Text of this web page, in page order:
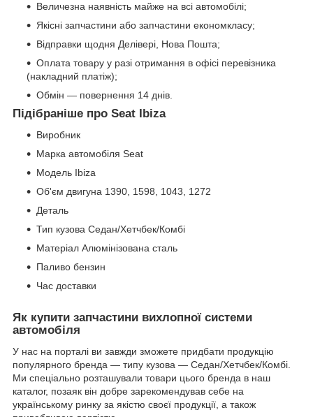
Величезна наявність майже на всі автомобілі;
Якісні запчастини або запчастини економкласу;
Відправки щодня Делівері, Нова Пошта;
Оплата товару у разі отримання в офісі перевізника
(накладний платіж);
Обмін — повернення 14 днів.
Підібраніше про Seat Ibiza
Виробник
Марка автомобіля Seat
Модель Ibiza
Об'єм двигуна 1390, 1598, 1043, 1272
Деталь
Тип кузова Седан/Хетчбек/Комбі
Матеріал Алюмінізована сталь
Паливо бензин
Час доставки
Як купити запчастини вихлопної системи
автомобіля
У нас на порталі ви завжди зможете придбати продукцію
популярного бренда — типу кузова — Седан/Хетчбек/Комбі.
Ми спеціально розташували товари цього бренда в наш
каталог, позаяк він добре зарекомендував себе на
українському ринку за якістю своєї продукції, а також